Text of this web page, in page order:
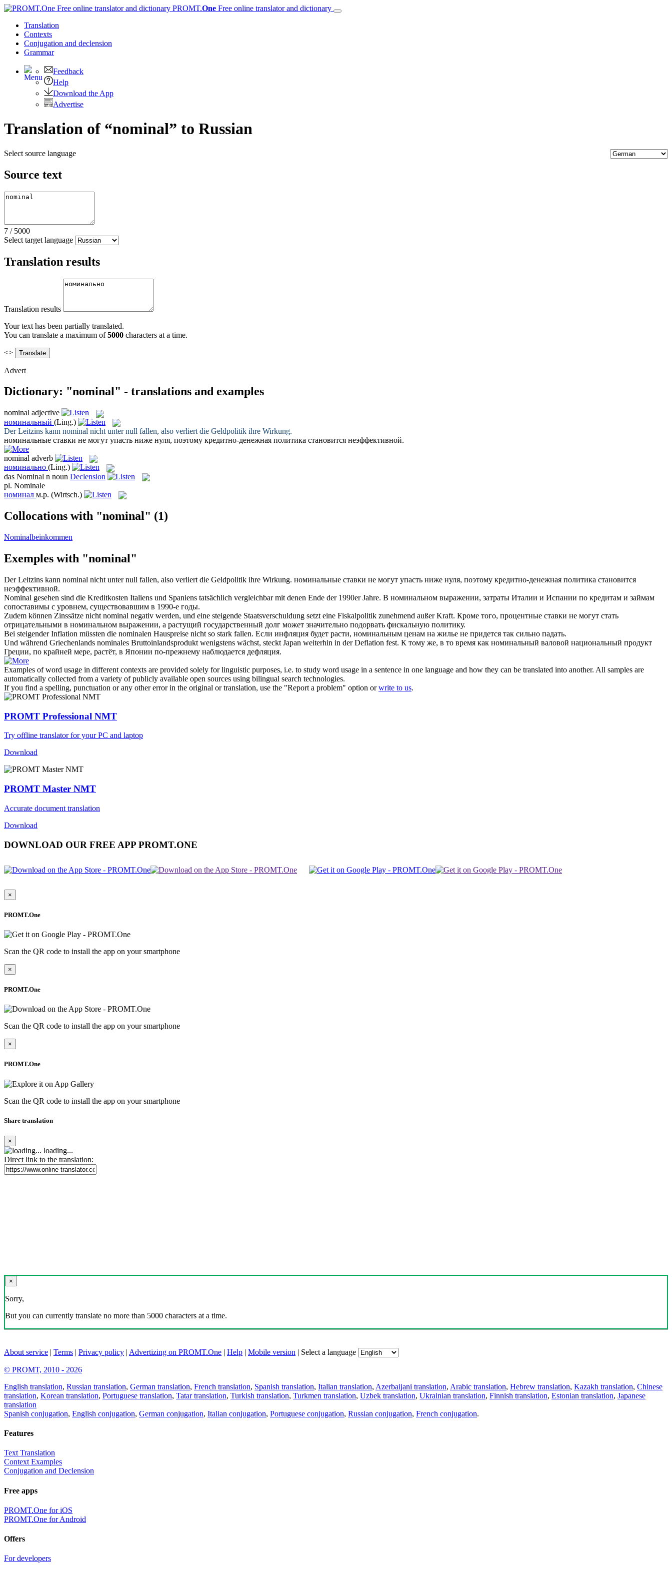
PROMT.One Free online translator and dictionary
Translation
Contexts
Conjugation and declension
Grammar
Feedback
Help
Download the App
Advertise
Translation of “nominal” to Russian
Select source language
Source text
7 / 5000
Select target language
Translation results
Translation results
Your text has been partially translated.
You can translate a maximum of5000 characters at a time.
<>
Advert
Dictionary: "nominal" - translations and examples
nominal adjective
номинальный (Ling.)
Der Leitzins kann nominal nicht unter null fallen, also verliert die Geldpolitik ihre Wirkung.
номинальные ставки не могут упасть ниже нуля, поэтому кредитно-денежная политика становится неэффективной.
nominal adverb
номинально (Ling.)
das Nominal n noun Declension
pl. Nominale
номинал м.р. (Wirtsch.)
Collocations with "nominal" (1)
Nominalbeinkommen
Exemples with "nominal"
Der Leitzins kann nominal nicht unter null fallen, also verliert die Geldpolitik ihre Wirkung. номинальные ставки не могут упасть ниже нуля, поэтому кредитно-денежная политика становится
неэффективной.
Nominal gesehen sind die Kreditkosten Italiens und Spaniens tatsächlich vergleichbar mit denen Ende der 1990er Jahre. В номинальном выражении, затраты Италии и Испании по кредитам и займам
сопоставимы с уровнем, существовавшим в 1990-е годы.
Zudem können Zinssätze nicht nominal negativ werden, und eine steigende Staatsverschuldung setzt eine Fiskalpolitik zunehmend außer Kraft. Кроме того, процентные ставки не могут стать
отрицательными в номинальном выражении, а растущий государственный долг может значительно подорвать фискальную политику.
Bei steigender Inflation müssten die nominalen Hauspreise nicht so stark fallen. Если инфляция будет расти, номинальным ценам на жилье не придется так сильно падать.
Und während Griechenlands nominales Bruttoinlandsprodukt wenigstens wächst, steckt Japan weiterhin in der Deflation fest. К тому же, в то время как номинальный валовой национальный продукт
Греции, по крайней мере, растёт, в Японии по-прежнему наблюдается дефляция.
Examples of word usage in different contexts are provided solely for linguistic purposes, i.e. to study word usage in a sentence in one language and how they can be translated into another. All samples are
automatically collected from a variety of publicly available open sources using bilingual search technologies.
If you find a spelling, punctuation or any other error in the original or translation, use the "Report a problem" option orwrite to us.
PROMT Professional NMT
Try offline translator for your PC and laptop
Download
PROMT Master NMT
Accurate document translation
Download
DOWNLOAD OUR FREE APP PROMT.ONE
×
PROMT.One
Scan the QR code to install the app on your smartphone
×
PROMT.One
Scan the QR code to install the app on your smartphone
×
PROMT.One
Scan the QR code to install the app on your smartphone
Share translation
×
loading...
Direct link to the translation:
×
Sorry,
But you can currently translate no more than 5000 characters at a time.
About service | Terms | Privacy policy | Advertizing on PROMT.One | Help | Mobile version | Select a language
© PROMT, 2010 - 2026
English translation, Russian translation, German translation, French translation, Spanish translation, Italian translation, Azerbaijani translation, Arabic translation, Hebrew translation, Kazakh translation, Chinese
translation, Korean translation, Portuguese translation, Tatar translation, Turkish translation, Turkmen translation, Uzbek translation, Ukrainian translation, Finnish translation, Estonian translation, Japanese
translation
Spanish conjugation, English conjugation, German conjugation, Italian conjugation, Portuguese conjugation, Russian conjugation, French conjugation.
Features
Text Translation
Context Examples
Conjugation and Declension
Free apps
PROMT.One for iOS
PROMT.One for Android
Offers
For developers